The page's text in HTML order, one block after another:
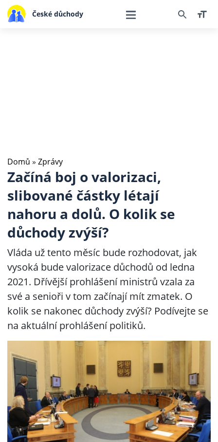
České důchody
Domů » Zprávy
Začíná boj o valorizaci,
slibované částky létají
nahoru a dolů. O kolik se
důchody zvýší?
Vláda už tento měsíc bude rozhodovat, jak
vysoká bude valorizace důchodů od ledna
2021. Dřívější prohlášení ministrů vzala za
své a senioři v tom začínají mít zmatek. O
kolik se nakonec důchody zvýší? Podívejte se
na aktuální prohlášení politiků.